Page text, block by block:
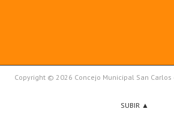
Copyright © 2026 Concejo Municipal San Carlos
SUBIR ▲